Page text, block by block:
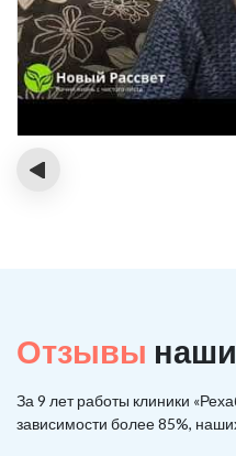
‹
Отзывы
За 9 лет работы клиники
зависимости более 85%,